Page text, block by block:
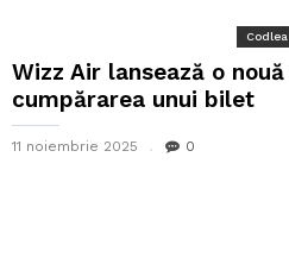
Codlea
Wizz Air lansează o
cumpărarea unui bilet
11 noiembrie 2025 0